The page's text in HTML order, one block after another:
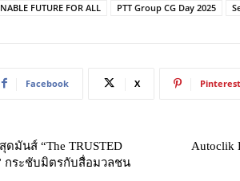
FUTURE FOR ALL
PTT Group CG Day 2025
Facebook X Pinterest
มันส์ “The TRUSTED
กระชับมิตรกับสื่อมวลชน
Autoclik